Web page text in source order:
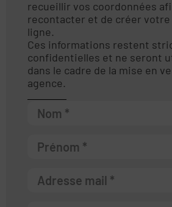
recueillir vos coordonnées
recontacter et de créer votre
ligne.
Ces informations restent
confidentielles et ne seront
dans le cadre de la mise en
agence.